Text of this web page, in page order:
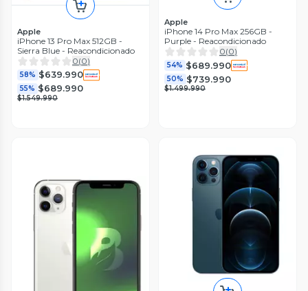
Apple
iPhone 13 Pro Max 512GB -
Sierra Blue - Reacondicionado
0(0)
58% $639.990
55% $689.990
$1.549.990
Apple
iPhone 14 Pro Max 256GB -
Purple - Reacondicionado
0(0)
54% $689.990
50% $739.990
$1.499.990